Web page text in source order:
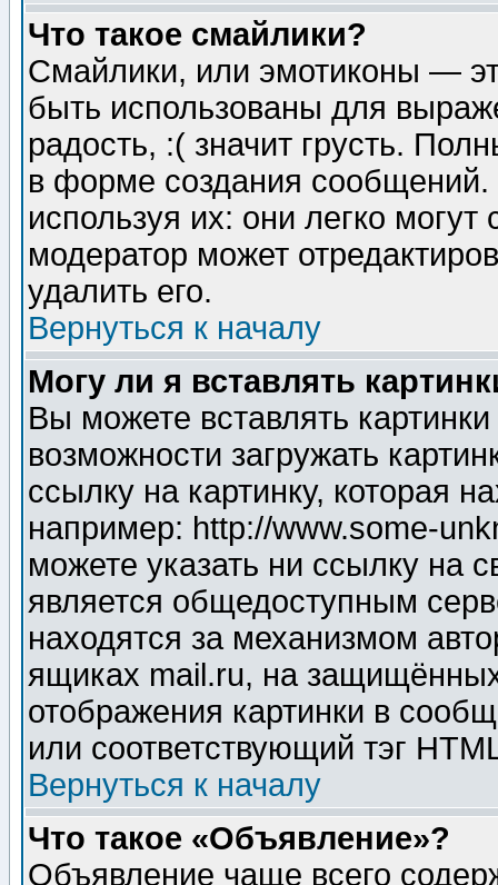
Что такое смайлики?
Смайлики, или эмотиконы —
быть использованы для
радость, :( значит грусть.
в форме создания сообщений.
используя их: они легко
модератор может
удалить его.
Вернуться к началу
Могу ли я вставлять
Вы можете вставлять
возможности загружать
ссылку на картинку, которая
например: http://www.some-
можете указать ни ссылку на
является общедоступным
находятся за механизмом
ящиках mail.ru, на
отображения картинки в
или соответствующий тэг
Вернуться к началу
Что такое «Объявление»?
Объявление чаще всего